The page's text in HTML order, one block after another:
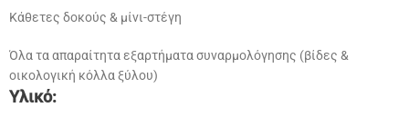
Κάθετες δοκούς & μίνι-στέγη
Όλα τα απαραίτητα εξαρτήματα συναρμολόγησης (βίδες &
οικολογική κόλλα ξύλου)
Υλικό: